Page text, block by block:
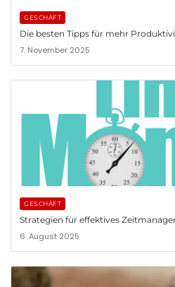
GESCHÄFT
Die besten Tipps für mehr
7. November 2025
GESCHÄFT
Strategien für effektives
6. August 2025